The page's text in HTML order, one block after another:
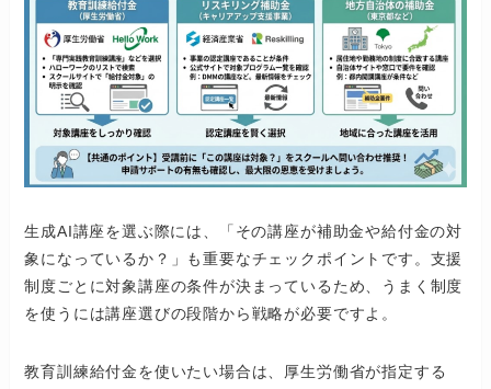
生成AI講座を選ぶ際には、「その講座が補助金や給付金の対
象になっているか？」も重要なチェックポイントです。支援
制度ごとに対象講座の条件が決まっているため、うまく制度
を使うには講座選びの段階から戦略が必要ですよ。
教育訓練給付金を使いたい場合は、厚生労働省が指定する